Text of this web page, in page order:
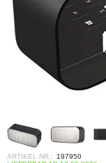
ARTIKEL-NR.:
197950